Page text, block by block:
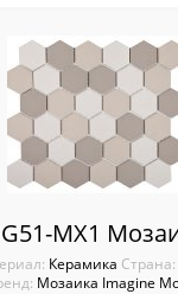
Sekitei
Starmosaic
Tonomosaic
Керамика Cтрана:
Мозаика Imagine